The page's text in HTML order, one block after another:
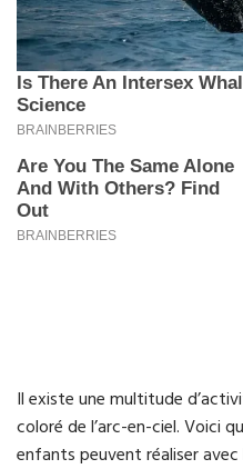
Il existe une multitude
coloré de l’arc-en-ciel. Voici
enfants peuvent réaliser avec